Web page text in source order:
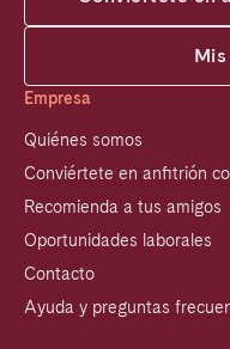
Empresa
Quiénes somos
Conviértete en anfitrión
Recomienda a tus amigos
Oportunidades laborales
Contacto
Ayuda y preguntas